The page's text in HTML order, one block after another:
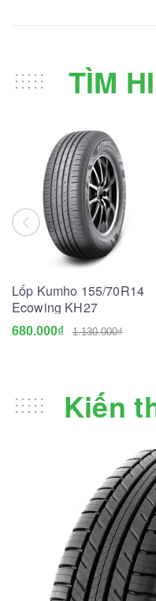
TÌM
Lốp Kumho 155/70R14
Ecowing KH27
680.000₫ 1.130.000₫
Kiến